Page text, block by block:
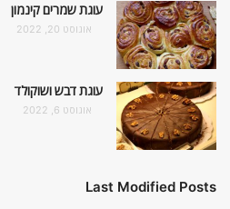
עוגת שמרים קינמון
אוגוסט 20, 2022
עוגת דבש ושוקולד
אוגוסט 6, 2022
Last Modified Posts